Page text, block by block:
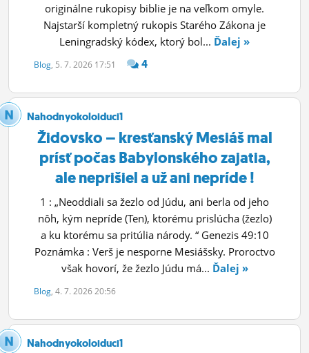
originálne rukopisy biblie je na veľkom omyle.
Najstarší kompletný rukopis Starého Zákona je
Leningradský kódex, ktorý bol... Ďalej »
Blog, 5. 7. 2026 17:51 4
Nahodnyokoloiduci1
Židovsko – kresťanský Mesiáš mal
prísť počas Babylonského zajatia,
ale neprišiel a už ani nepríde !
1 : „Neoddiali sa žezlo od Júdu, ani berla od jeho
nôh, kým nepríde (Ten), ktorému prislúcha (žezlo)
a ku ktorému sa pritúlia národy. “ Genezis 49:10
Poznámka : Verš je nesporne Mesiášsky. Proroctvo
však hovorí, že žezlo Júdu má... Ďalej »
Blog, 4. 7. 2026 20:56
Nahodnyokoloiduci1